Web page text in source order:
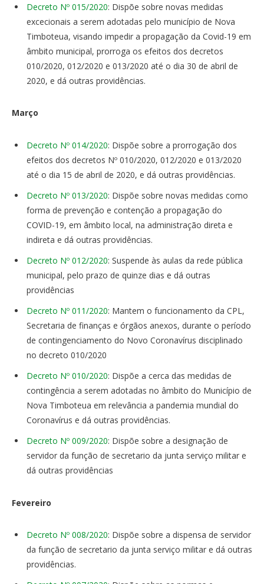
Decreto Nº 015/2020: Dispõe sobre novas medidas
excecionais a serem adotadas pelo município de Nova
Timboteua, visando impedir a propagação da Covid-19 em
âmbito municipal, prorroga os efeitos dos decretos
010/2020, 012/2020 e 013/2020 até o dia 30 de abril de
2020, e dá outras providências.
Março
Decreto Nº 014/2020: Dispõe sobre a prorrogação dos
efeitos dos decretos Nº 010/2020, 012/2020 e 013/2020
até o dia 15 de abril de 2020, e dá outras providências.
Decreto Nº 013/2020: Dispõe sobre novas medidas como
forma de prevenção e contenção a propagação do
COVID-19, em âmbito local, na administração direta e
indireta e dá outras providências.
Decreto Nº 012/2020: Suspende às aulas da rede pública
municipal, pelo prazo de quinze dias e dá outras
providências
Decreto Nº 011/2020: Mantem o funcionamento da CPL,
Secretaria de finanças e órgãos anexos, durante o período
de contingenciamento do Novo Coronavírus disciplinado
no decreto 010/2020
Decreto Nº 010/2020: Dispõe a cerca das medidas de
contingência a serem adotadas no âmbito do Município de
Nova Timboteua em relevância a pandemia mundial do
Coronavírus e dá outras providências.
Decreto Nº 009/2020: Dispõe sobre a designação de
servidor da função de secretario da junta serviço militar e
dá outras providências
Fevereiro
Decreto Nº 008/2020: Dispõe sobre a dispensa de servidor
da função de secretario da junta serviço militar e dá outras
providências.